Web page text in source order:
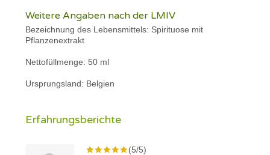
Weitere Angaben nach der LMIV
Bezeichnung des Lebensmittels: Spirituose mit
Pflanzenextrakt
Nettofüllmenge: 50 ml
Ursprungsland: Belgien
Erfahrungsberichte
(5/5)